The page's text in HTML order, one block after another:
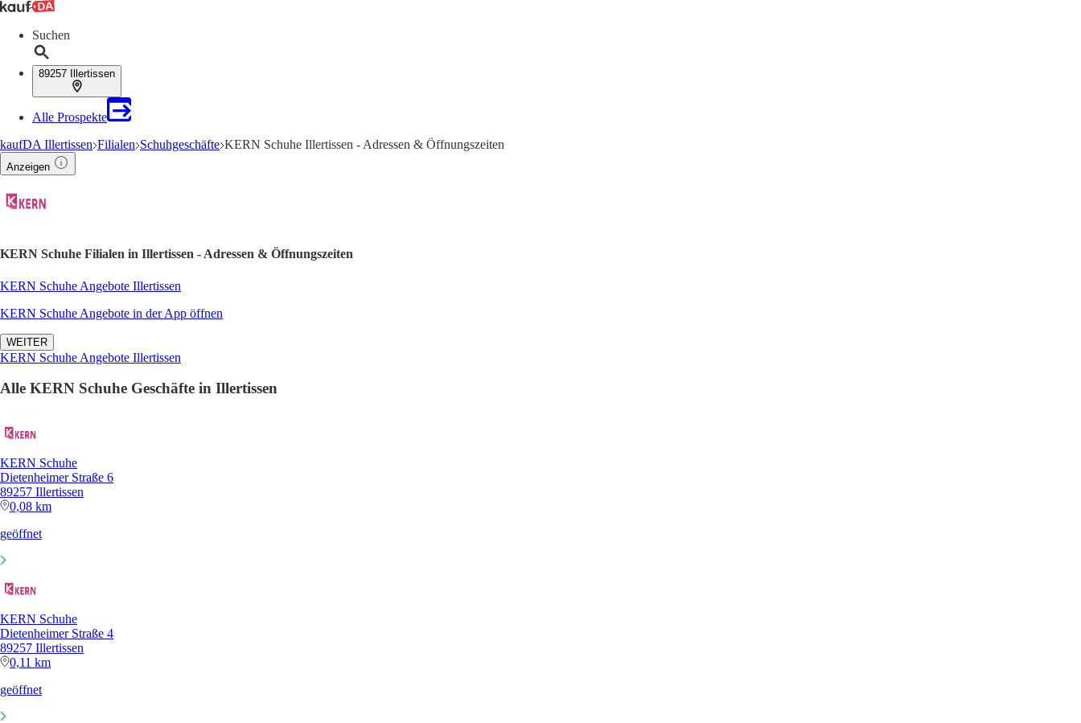
Suchen
89257 Illertissen
Alle Prospekte
kaufDA Illertissen Filialen Schuhgeschäfte KERN Schuhe Illertissen - Adressen & Öffnungszeiten
Anzeigen
KERN Schuhe Filialen in Illertissen - Adressen & Öffnungszeiten
KERN Schuhe Angebote Illertissen
KERN Schuhe Angebote in der App öffnen
WEITER
KERN Schuhe Angebote Illertissen
Alle KERN Schuhe Geschäfte in Illertissen
KERN Schuhe
Dietenheimer Straße 6
89257 Illertissen
0,08 km
geöffnet
KERN Schuhe
Dietenheimer Straße 4
89257 Illertissen
0,11 km
geöffnet